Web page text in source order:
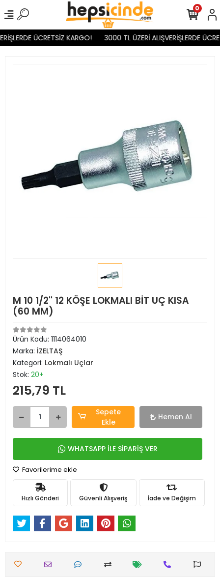
ÜCRETSİZ KARGO! 3000 TL ÜZERİ ALIŞVERİŞLERDE
0
M 10 1/2'' 12 KÖŞE LOKMALI BİT UÇ KISA
(60 MM)
Ürün Kodu: 1114064010
Marka: İZELTAŞ
Kategori: Lokmalı Uçlar
Stok: 20+
215,79 TL
Sepete
Ekle
Hemen Al
WHATSAPP İLE SİPARİŞ VER
Favorilerime ekle
Hızlı Gönderi Güvenli Alışveriş İade ve Değişim